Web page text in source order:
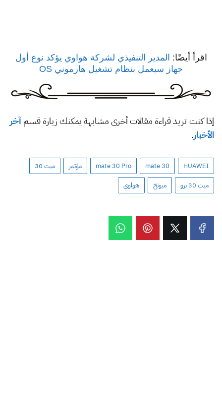
اقرأ أيضًا: المدير التنفيذي لشركة هواوي يؤكد نوع أول
جهاز سيعمل بنظام تشغيل هارموني OS
إذا كنت تريد قراءة مقالات أخرى مشابهة يمكنك زيارة قسمآخر
الأخبار.
HUAWEI
mate 30
mate 30 Pro مؤتمر ميت 30
ميت 30 برو ميونخ هواوي